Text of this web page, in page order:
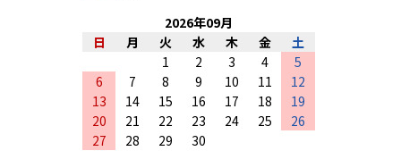
2026年09月
日
月 火 水 木 金
土
1
2 3 4
5
6
7 8 9 10 11
12
13
14 15 16 17 18
19
20
21 22 23 24 25
26
27
28 29
30